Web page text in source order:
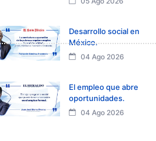
Desarrollo social en
México.
04 Ago 2026
El empleo que abre
oportunidades.
04 Ago 2026